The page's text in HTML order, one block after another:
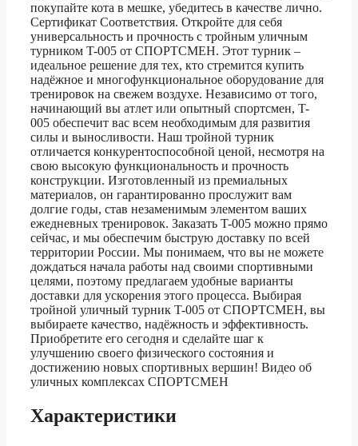
покупайте кота в мешке, убедитесь в качестве лично.
Сертификат Соответствия. Откройте для себя
универсальность и прочность с тройным уличным
турником T-005 от СПОРТСМЕН. Этот турник –
идеальное решение для тех, кто стремится купить
надёжное и многофункциональное оборудование для
тренировок на свежем воздухе. Независимо от того,
начинающий вы атлет или опытный спортсмен, T-
005 обеспечит вас всем необходимым для развития
силы и выносливости. Наш тройной турник
отличается конкурентоспособной ценой, несмотря на
свою высокую функциональность и прочность
конструкции. Изготовленный из премиальных
материалов, он гарантированно прослужит вам
долгие годы, став незаменимым элементом ваших
ежедневных тренировок. Заказать T-005 можно прямо
сейчас, и мы обеспечим быструю доставку по всей
территории России. Мы понимаем, что вы не можете
дождаться начала работы над своими спортивными
целями, поэтому предлагаем удобные варианты
доставки для ускорения этого процесса. Выбирая
тройной уличный турник T-005 от СПОРТСМЕН, вы
выбираете качество, надёжность и эффективность.
Приобретите его сегодня и сделайте шаг к
улучшению своего физического состояния и
достижению новых спортивных вершин! Видео об
уличных комплексах СПОРТСМЕН
Характеристики